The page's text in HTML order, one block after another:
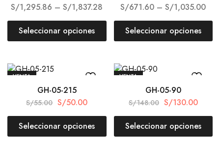
S/1,295.86 – S/1,837.28
Seleccionar opciones
S/671.60 – S/1,035.00
Seleccionar opciones
VENTA
GH-05-215
S/55.00 S/50.00
Seleccionar opciones
VENTA
GH-05-90
S/148.00 S/130.00
Seleccionar opciones